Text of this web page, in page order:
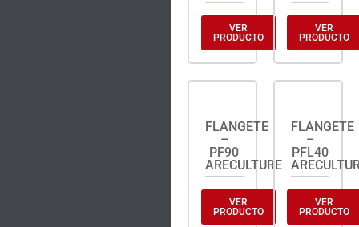
VER
PRODUCTO
VER
PRODUCTO
FLANGETE
–
PF90
ARECULTURE
VER
PRODUCTO
FLANGETE
–
PFL40
VER
PRODUCTO